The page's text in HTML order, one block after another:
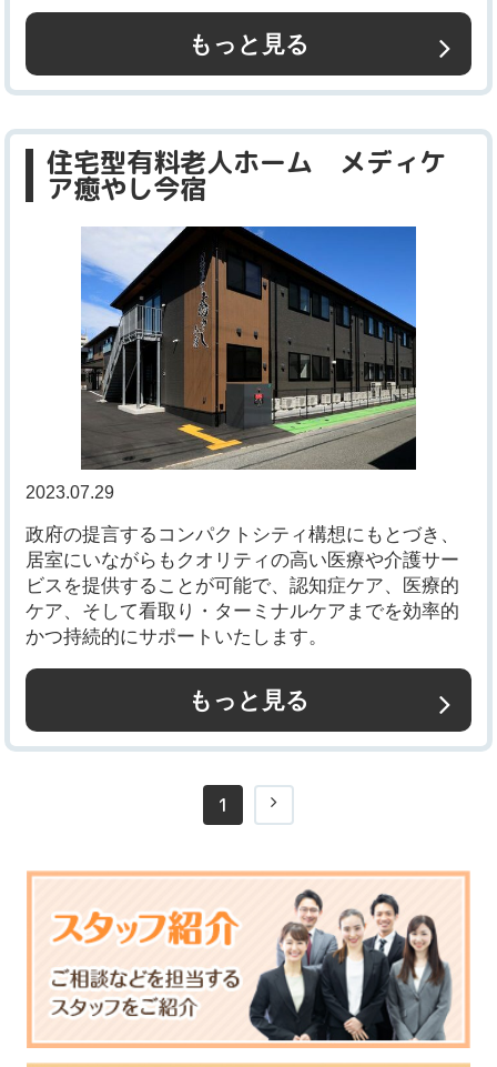
もっと見る
住宅型有料老人ホーム メディケ
ア癒やし今宿
2023.07.29
政府の提言するコンパクトシティ構想にもとづき、
居室にいながらもクオリティの高い医療や介護サー
ビスを提供することが可能で、認知症ケア、医療的
ケア、そして看取り・ターミナルケアまでを効率的
かつ持続的にサポートいたします。
もっと見る
1